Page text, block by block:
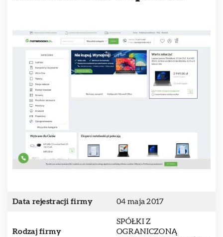
Data rejestracji firmy 04 maja 2017
Rodzaj firmy
SPÓŁKI Z
OGRANICZONĄ